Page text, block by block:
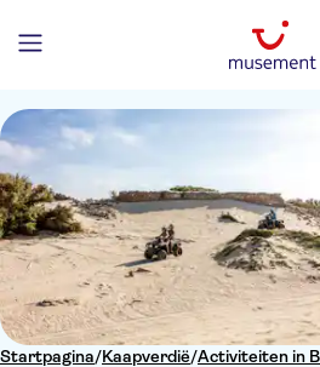
Startpagina/Kaapverdië/Activiteiten in